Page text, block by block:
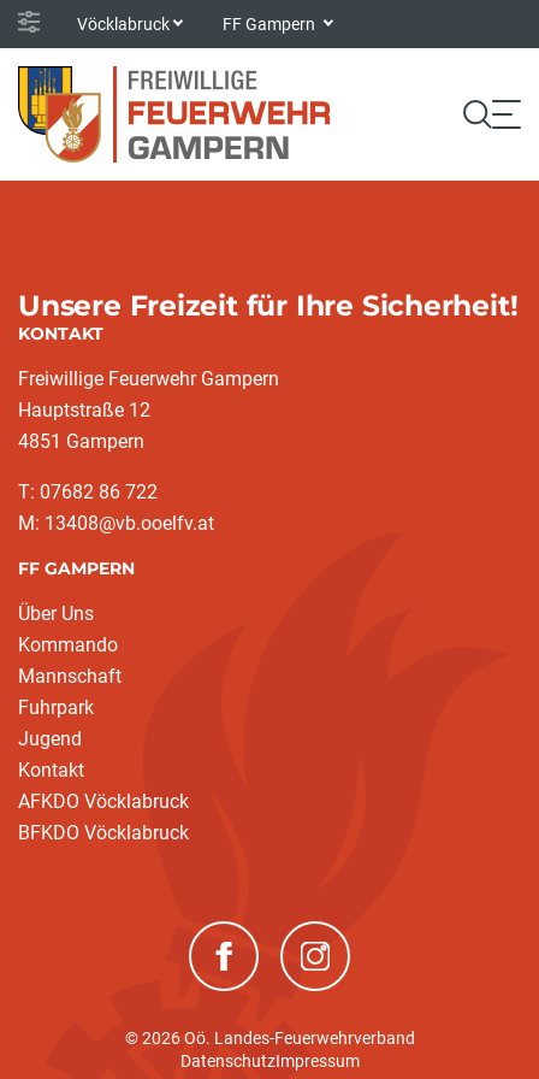
Vöcklabruck FF Gampern
Unsere Freizeit für Ihre Sicherheit!
KONTAKT
Freiwillige Feuerwehr Gampern
Hauptstraße 12
4851 Gampern
T: 07682 86 722
M: 13408@vb.ooelfv.at
FF GAMPERN
Über Uns
Kommando
Mannschaft
Fuhrpark(current)
Jugend
Kontakt
AFKDO Vöcklabruck
BFKDO Vöcklabruck
(neues Fenster)(neues Fenster)
© 2026 Oö. Landes-Feuerwehrverband
DatenschutzImpressum